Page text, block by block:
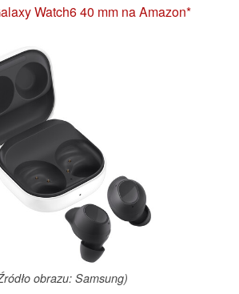
Watch6 40 mm na Amazon
obrazu: Samsung)